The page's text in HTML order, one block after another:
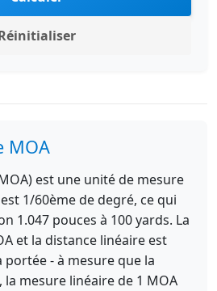
MOA
est une unité de mesure
1/60ème de degré, ce qui
1.047 pouces à 100 yards. La
et la distance linéaire est
- à mesure que la
mesure linéaire de 1 MOA